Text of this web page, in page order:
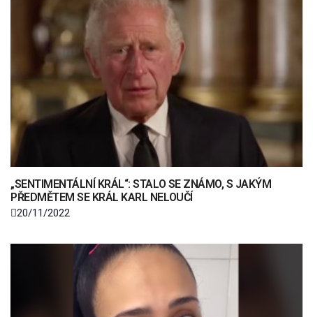
„SENTIMENTÁLNÍ KRÁL“: STALO SE ZNÁMO, S JAKÝM
PŘEDMĚTEM SE KRÁL KARL NELOUČÍ
20/11/2022